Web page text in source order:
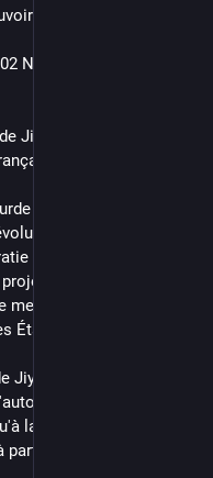
agir
Namur
Jiyan»
et anglais]
dans le nord-est de la
des femmes et
radicale, l'écologie et
politique qu'elle
du nouveau
États-Unis, l'UE et la
Jiyan Tolhildan (la
des femmes
la révolution des
de 2012.